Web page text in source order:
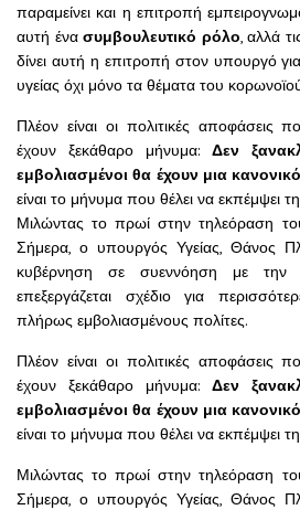
παραμείνει και η επιτροπή
αυτή ένασυμβουλευτικό ρόλο, αλλά
δίνει αυτή η επιτροπή στον υπουργό
υγείας όχι μόνο τα θέματα του
Πλέον είναι οι πολιτικές αποφάσεις
έχουν ξεκάθαρο μήνυμα: Δεν
εμβολιασμένοι θα έχουν μια
είναι το μήνυμα που θέλει να εκπέμψει
Μιλώντας το πρωί στην τηλεόραση
Σήμερα, ο υπουργός Υγείας, Θάνος
κυβέρνηση σε συεννόηση με την
επεξεργάζεται σχέδιο για
πλήρως εμβολιασμένους πολίτες.
Πλέον είναι οι πολιτικές αποφάσεις
έχουν ξεκάθαρο μήνυμα: Δεν
εμβολιασμένοι θα έχουν μια
είναι το μήνυμα που θέλει να εκπέμψει
Μιλώντας το πρωί στην τηλεόραση
Σήμερα, ο υπουργός Υγείας, Θάνος